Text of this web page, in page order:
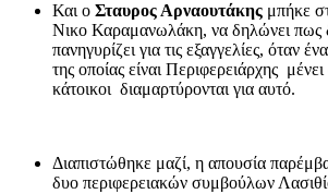
Και ο Σταυρος Αρναουτάκης μπήκε
Νικο Καραμανωλάκη, να δηλώνει πως
πανηγυρίζει για τις εξαγγελίες, όταν
της οποίας είναι Περιφερειάρχης
κάτοικοι διαμαρτύρονται για αυτό.
Διαπιστώθηκε μαζί, η απουσία
δυο περιφερειακών συμβούλων